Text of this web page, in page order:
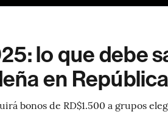
lo que debe
en
bonos de RD$1.500 a grupos